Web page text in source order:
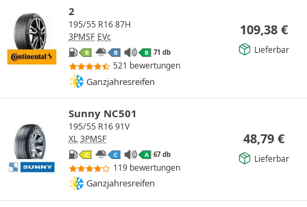
2
195/55 R16 87H
3PMSF EVc
B B B 71 db
521 bewertungen
Ganzjahresreifen
109,38 €
Lieferbar
Sunny NC501
195/55 R16 91V
XL 3PMSF
C C A 67 db
119 bewertungen
Ganzjahresreifen
48,79 €
Lieferbar